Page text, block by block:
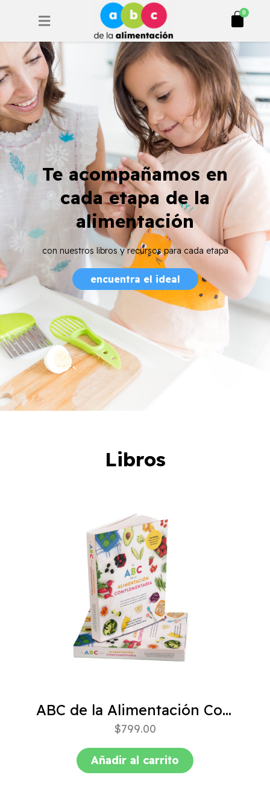
0
Cart
Te acompañamos en
cada etapa de la
alimentación
con nuestros libros y recursos para cada etapa
encuentra el ideal
Libros
ABC de la Alimentación Complementaria 4ta edición
$799.00
Añadir al carrito